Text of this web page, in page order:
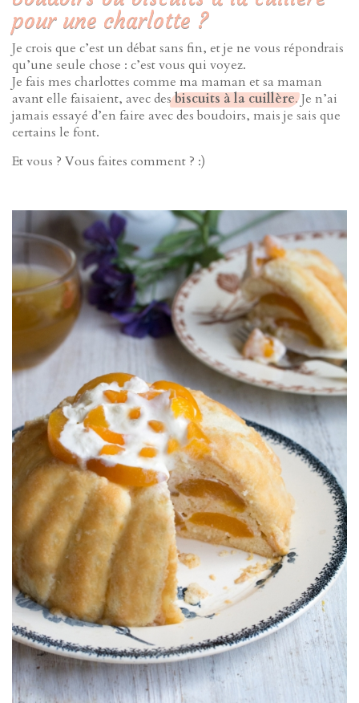
pour une charlotte ?
Je crois que c’est un débat sans fin, et je ne vous répondrais
qu’une seule chose : c’est vous qui voyez.
Je fais mes charlottes comme ma maman et sa maman
avant elle faisaient, avec desbiscuits à la cuillère. Je n’ai
jamais essayé d’en faire avec des boudoirs, mais je sais que
certains le font.
Et vous ? Vous faites comment ? :)